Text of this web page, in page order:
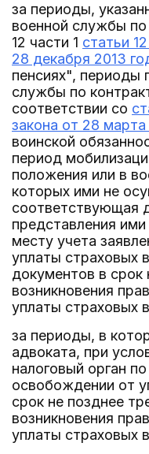
за периоды,
военной службы
12 части 1 статьи
28 декабря 2013
пенсиях", периоды
службы по
соответствии со
закона от 28
воинской
период
положения или в
которых ими не
соответствующая
представления
месту учета
уплаты страховых
документов в срок
возникновения
уплаты страховых
за периоды, в
адвоката, при
налоговый орган
освобождении от
срок не позднее
возникновения
уплаты страховых